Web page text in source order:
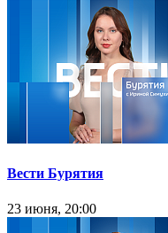
Вести Бурятия
23 июня, 20:00